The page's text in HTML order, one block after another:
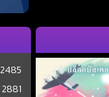
2485
2881